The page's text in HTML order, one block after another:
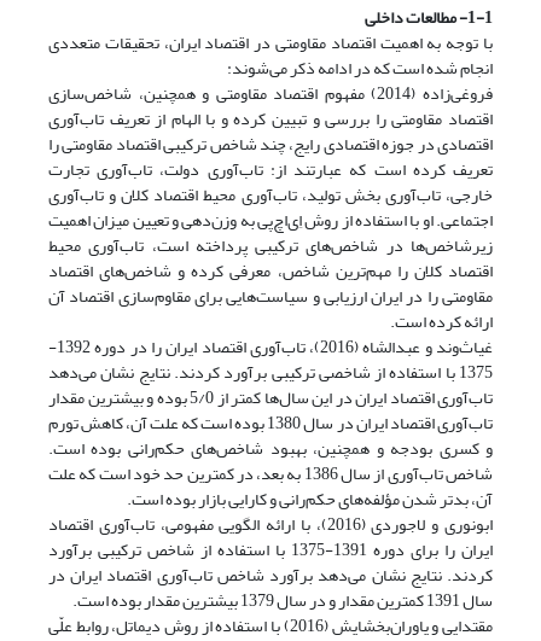
1-1- مطالعات داخلی
با توجه به اهمیت اقتصاد مقاومتی در اقتصاد ایران، تحقیقات متعددی
انجام ‌شده است که در ادامه ذکر می‌شوند:
فروغی‌زاده (2014) مفهوم اقتصاد مقاومتی و همچنین، شاخص‌سازی
اقتصاد مقاومتی را بررسی و تبیین کرده و با الهام از تعریف تاب‌آوری
اقتصادی در جوزه اقتصادی رایج، چند شاخص ترکیبی اقتصاد مقاومتی را
تعریف کرده است که عبارتند از: تاب‌آوری دولت، تاب‌آوری تجارت
خارجی، تاب‌آوری بخش تولید، تاب‌آوری محیط اقتصاد کلان و تاب‌آوری
اجتماعی. او با استفاده از روش اِی‌اچ‌پی به وزن‌دهی و تعیین میزان اهمیت
زیرشاخص‌ها در شاخص‌های ترکیبی پرداخته است، تاب‌آوری محیط
اقتصاد کلان را مهم‌ترین شاخص، معرفی کرده و شاخص‌های اقتصاد
مقاومتی را در ایران ارزیابی و سیاست‌هایی برای مقاوم‌سازی اقتصاد آن
ارائه کرده است.
غیاث‌وند و عبدالشاه (2016)، تاب‌آوری اقتصاد ایران را در دوره 1392-
1375 با‌ استفاده‌ از شاخصی ترکیبی برآورد کردند. نتایج نشان می‌دهد
تاب‌آوری اقتصاد ایران در این سال‌ها کمتر از 5/0 بوده و بیشترین مقدار
تاب‌آوری اقتصاد ایران در سال 1380 بوده است که علت آن، کاهش تورم
و کسری بودجه و همچنین، بهبود شاخص‌های حکم‌رانی بوده است.
شاخص تاب‌آوری از سال 1386 به بعد، در کمترین حد خود است که علت
آن، بدتر شدن مؤلفه‌های حکم‌رانی و کارایی بازار بوده است.
ابونوری و لاجوردی (2016)، با ارائه الگویی مفهومی، تاب‌آوری اقتصاد
ایران را برای دوره 1391-1375 با استفاده از شاخص ترکیبی برآورد
کردند. نتایج نشان می‌دهد برآورد شاخص تاب‌آوری اقتصاد ایران در
سال 1391 کمترین مقدار و در سال 1379 بیشترین مقدار بوده است.
مقتدایی و یاوران‌بخشایش (2016) با استفاده از روش دیماتل، روابط علّی